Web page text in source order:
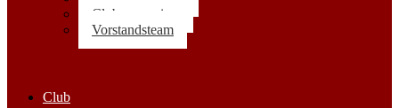
Clubwegweiser
Vorstandsteam
Club